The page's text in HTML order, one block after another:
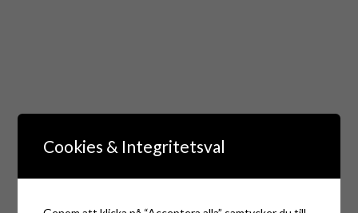
Cookies & Integritetsval